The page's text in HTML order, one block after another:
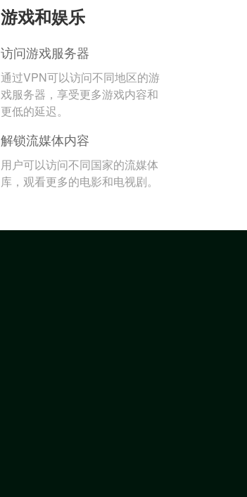
游戏和娱乐
访问游戏服务器
通过VPN可以访问不同地区的游
戏服务器，享受更多游戏内容和
更低的延迟。
解锁流媒体内容
用户可以访问不同国家的流媒体
库，观看更多的电影和电视剧。